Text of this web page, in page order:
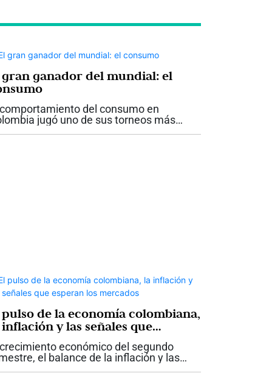
gran ganador del mundial: el
del consumo en
jugó uno de sus torneos más
pulso de la economía colombiana,
y las señales que
los mercados
económico del segundo
el balance de la inflación y las
de interés durante la primera mitad